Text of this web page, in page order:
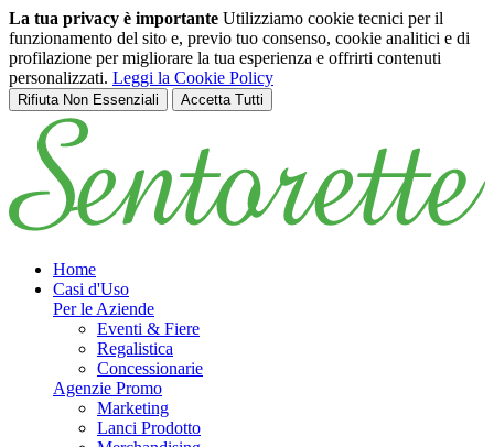
La tua privacy è importante Utilizziamo cookie tecnici per il
funzionamento del sito e, previo tuo consenso, cookie analitici e di
profilazione per migliorare la tua esperienza e offrirti contenuti
personalizzati. Leggi la Cookie Policy
Rifiuta Non Essenziali Accetta Tutti
Salta al contenuto principale
Home
Casi d'Uso
Per le Aziende
Eventi & Fiere
Regalistica
Concessionarie
Agenzie Promo
Marketing
Lanci Prodotto